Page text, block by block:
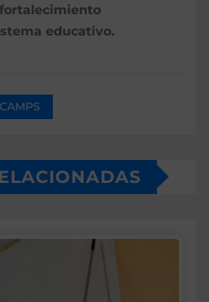
fortalecimiento
educativo.